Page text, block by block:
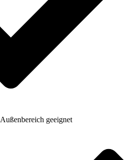
geeignet